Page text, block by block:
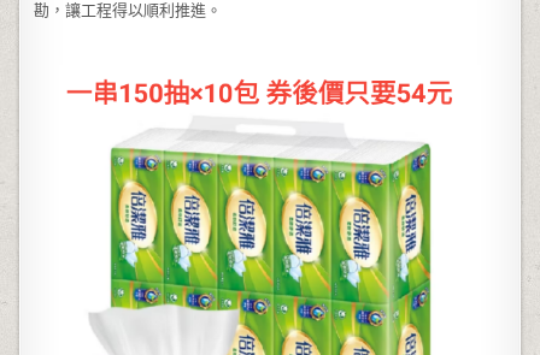
勘，讓工程得以順利推進。